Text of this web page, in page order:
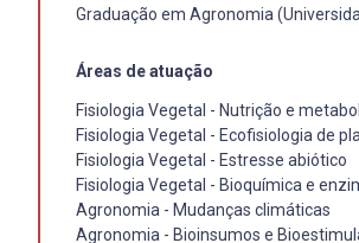
Graduação em Agronomia
Áreas de atuação
Fisiologia Vegetal - Nutrição e
Fisiologia Vegetal - Ecofisiologia de
Fisiologia Vegetal - Estresse abiótico
Fisiologia Vegetal - Bioquímica e
Agronomia - Mudanças climáticas
Agronomia - Bioinsumos e